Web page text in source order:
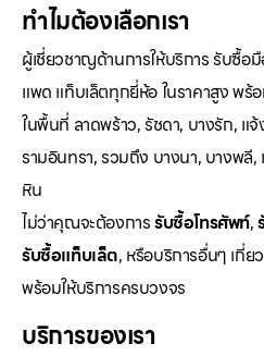
ทำไมต้องเลือกเรา
ผู้เชี่ยวชาญด้านการให้บริการ รับซื้อ
แพด แท็บเล็ตทุกยี่ห้อ ในราคาสูง พร้
ในพื้นที่ ลาดพร้าว, รัชดา, บางรัก, แ
รามอินทรา, รวมถึง บางนา, บางพลี
หิน
ไม่ว่าคุณจะต้องการรับซื้อโทรศัพท์,
รับซื้อแท็บเล็ต, หรือบริการอื่นๆ เกี่ย
พร้อมให้บริการครบวงจร
บริการของเรา